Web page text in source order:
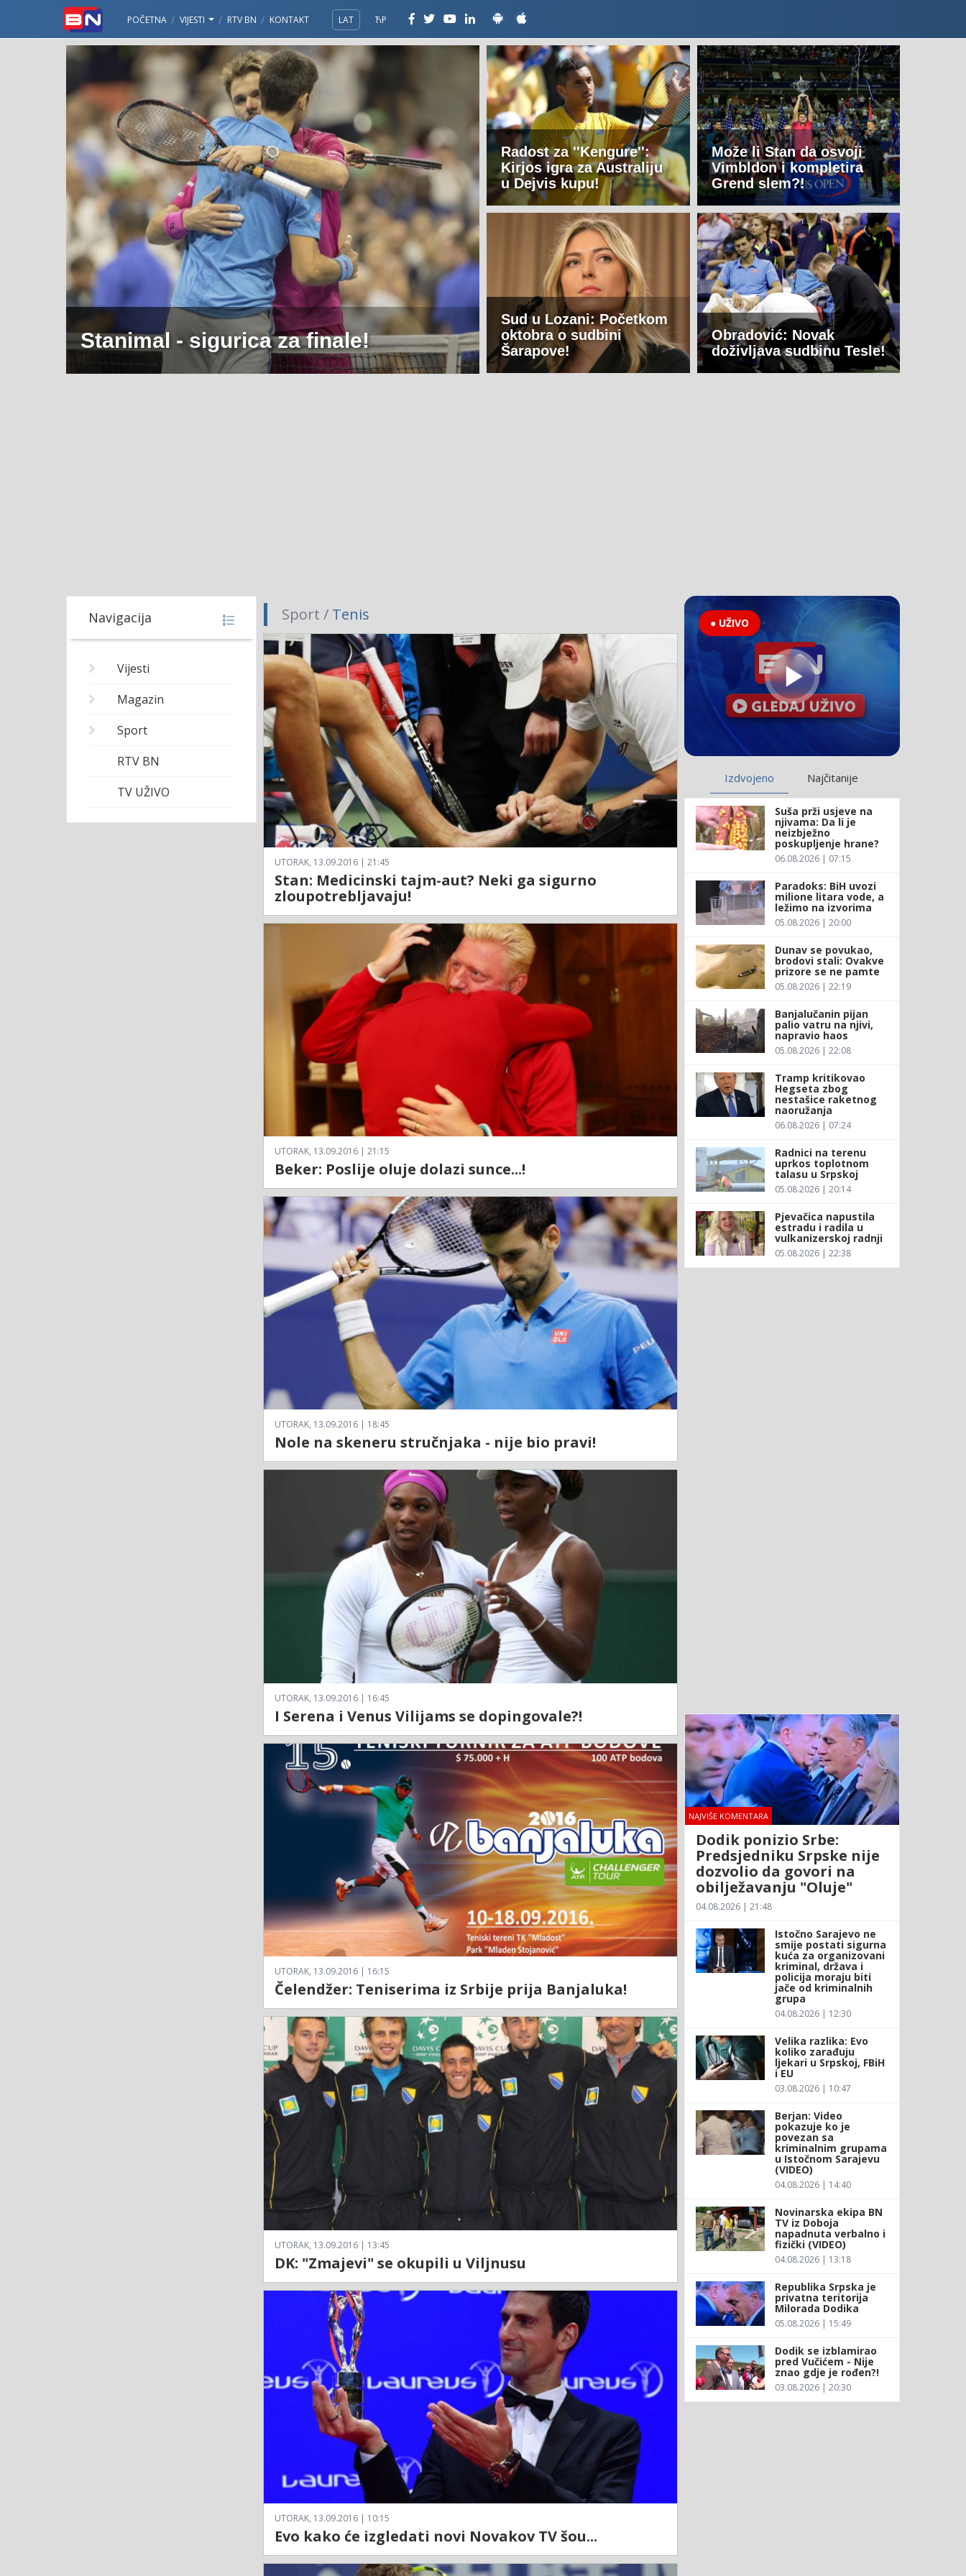
POČETNA VIJESTI RTV BN KONTAKT LAT ЋР
Stanimal - sigurica za finale!
Radost za ''Kengure'':
Kirjos igra za Australiju
u Dejvis kupu!
Može li Stan da osvoji
Vimbldon i kompletira
Grend slem?!
Sud u Lozani: Početkom
oktobra o sudbini
Šarapove!
Obradović: Novak
doživljava sudbinu Tesle!
Navigacija
Vijesti
Magazin
Sport
RTV BN
TV UŽIVO
Sport / Tenis
UTORAK, 13.09.2016 | 21:45
Stan: Medicinski tajm-aut? Neki ga sigurno
zloupotrebljavaju!
UTORAK, 13.09.2016 | 21:15
Beker: Poslije oluje dolazi sunce...!
UTORAK, 13.09.2016 | 18:45
Nole na skeneru stručnjaka - nije bio pravi!
UTORAK, 13.09.2016 | 16:45
I Serena i Venus Vilijams se dopingovale?!
UTORAK, 13.09.2016 | 16:15
Čelendžer: Teniserima iz Srbije prija Banjaluka!
UTORAK, 13.09.2016 | 13:45
DK: "Zmajevi" se okupili u Viljnusu
UTORAK, 13.09.2016 | 10:15
Evo kako će izgledati novi Novakov TV šou...
● UŽIVO
Izdvojeno Najčitanije
Suša prži usjeve na
njivama: Da li je
neizbježno
poskupljenje hrane?
06.08.2026 | 07:15
Paradoks: BiH uvozi
milione litara vode, a
ležimo na izvorima
05.08.2026 | 20:00
Dunav se povukao,
brodovi stali: Ovakve
prizore se ne pamte
05.08.2026 | 22:19
Banjalučanin pijan
palio vatru na njivi,
napravio haos
05.08.2026 | 22:08
Tramp kritikovao
Hegseta zbog
nestašice raketnog
naoružanja
06.08.2026 | 07:24
Radnici na terenu
uprkos toplotnom
talasu u Srpskoj
05.08.2026 | 20:14
Pjevačica napustila
estradu i radila u
vulkanizerskoj radnji
05.08.2026 | 22:38
NAJVIŠE KOMENTARA
Dodik ponizio Srbe:
Predsjedniku Srpske nije
dozvolio da govori na
obilježavanju "Oluje"
04.08.2026 | 21:48
Istočno Sarajevo ne
smije postati sigurna
kuća za organizovani
kriminal, država i
policija moraju biti
jače od kriminalnih
grupa
04.08.2026 | 12:30
Velika razlika: Evo
koliko zarađuju
ljekari u Srpskoj, FBiH
i EU
03.08.2026 | 10:47
Berjan: Video
pokazuje ko je
povezan sa
kriminalnim grupama
u Istočnom Sarajevu
(VIDEO)
04.08.2026 | 14:40
Novinarska ekipa BN
TV iz Doboja
napadnuta verbalno i
fizički (VIDEO)
04.08.2026 | 13:18
Republika Srpska je
privatna teritorija
Milorada Dodika
05.08.2026 | 15:49
Dodik se izblamirao
pred Vučićem - Nije
znao gdje je rođen?!
03.08.2026 | 20:30